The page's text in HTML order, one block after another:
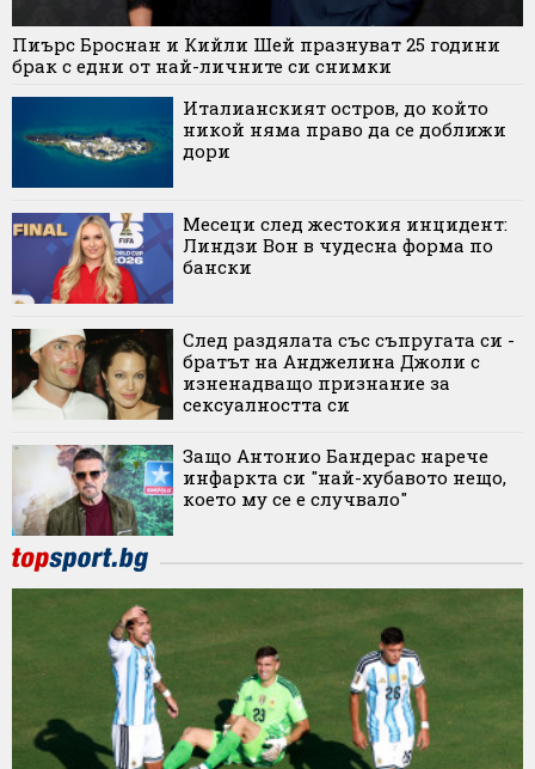
Пиърс Броснан и Кийли Шей празнуват 25 години
брак с едни от най-личните си снимки
Италианският остров, до който
никой няма право да се доближи
дори
Месеци след жестокия инцидент:
Линдзи Вон в чудесна форма по
бански
След раздялата със съпругата си -
братът на Анджелина Джоли с
изненадващо признание за
сексуалността си
Защо Антонио Бандерас нарече
инфаркта си "най-хубавото нещо,
което му се е случвало"